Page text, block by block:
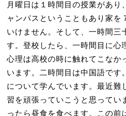
月曜日は１時間目の授業があり
ャンパスということもあり家を
いけません。そして、一時間三
す。登校したら、一時間目に心
心理は高校の時に触れてこなか
います。二時間目は中国語です
について学んでいます。最近難
習を頑張っていこうと思ってい
ったら昼食を食べます。この前